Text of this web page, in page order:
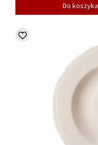
Do koszyka